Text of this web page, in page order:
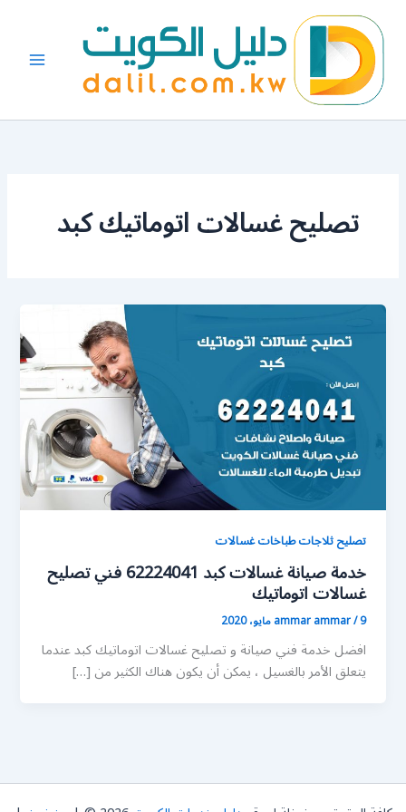
المحتوى
تصليح غسالات اتوماتيك كبد
تصليح ثلاجات طباخات غسالات
خدمة صيانة غسالات كبد 62224041 فني تصليح
غسالات اتوماتيك
ammar ammar/9 مايو، 2020
افضل خدمة فني صيانة و تصليح غسالات اتوماتيك كبد عندما
يتعلق الأمر بالغسيل ، يمكن أن يكون هناك الكثير من […]